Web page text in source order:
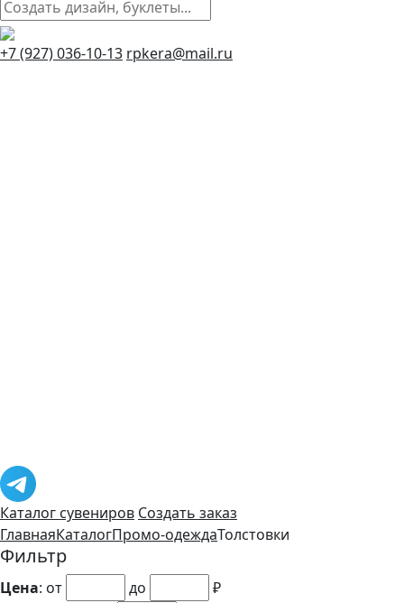
+7 (927) 036-10-13 rpkera@mail.ru
Каталог сувениров Создать заказ
ГлавнаяКаталогПромо-одеждаТолстовки
Фильтр
Цена: от до
₽